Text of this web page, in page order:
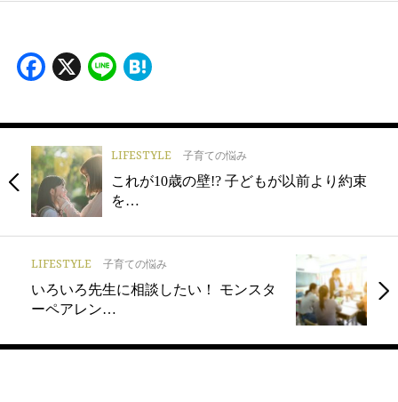
Facebook
X Line
LIFESTYLE 子育ての悩み
これが10歳の壁!? 子どもが以前より約束
を…
LIFESTYLE 子育ての悩み
いろいろ先生に相談したい！ モンスタ
ーペアレン…